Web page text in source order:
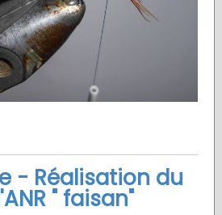
- Réalisation du
" faisan"